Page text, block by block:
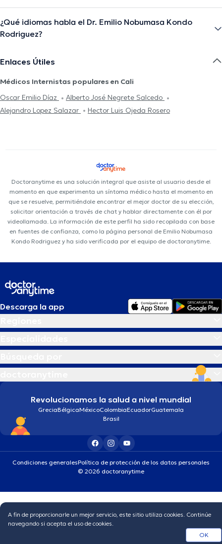
¿Qué idiomas habla el Dr. Emilio Nobumasa Kondo
Rodriguez?
Enlaces Útiles
Médicos Internistas populares en Cali
Oscar Emilio Díaz
Alberto José Negrete Salcedo
Alejandro Lopez Salazar
Hector Luis Ojeda Rosero
Doctoranytime es una solución integral que asiste al usuario desde el
momento en que experimenta un síntoma médico hasta el momento en
que se resuelve, permitiéndole encontrar el mejor doctor de su elección,
solicitar orientación a través de chat y hablar directamente con él por
videollamada. La información de este perfil ha sido recopilada con base
en fuentes de confianza, como la página personal de Emilio Nobumasa
Kondo Rodriguez y ha sido verificada por el equipo de doctoranytime.
Descarga la app
Revolucionamos la salud a nivel mundial
GreciaBélgicaMéxicoColombiaEcuadorGuatemala
Brasil
Condiciones generalesPolítica de protección de los datos personales
© 2026 doctoranytime
A fin de proporcionarle un mejor servicio, este sitio utiliza cookies. Continúe
navegando si acepta el uso de cookies.
OK